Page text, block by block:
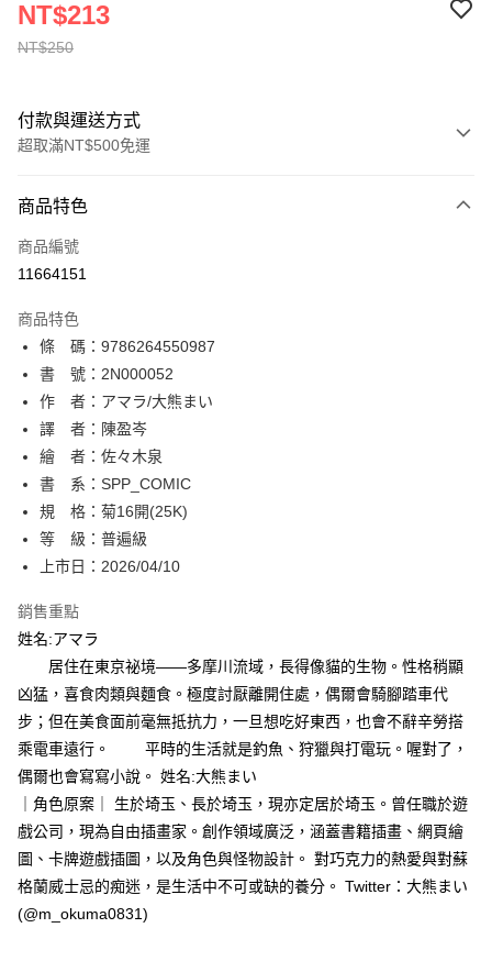
NT$250
NT$213
付款與運送方式
超取滿NT$500免運
信用卡一次付款
超商取貨付款
相關說明
【關於「AFTEE先享後付」】
AFTEE先享後付是「在收到商品之後才付款」的支付方式。 讓您購物簡單
便利好安心！
１．簡單：不需註冊會員、不需綁卡、不需儲值。
２．便利：只要手機號碼，簡訊認證，即可結帳。
３．安心：先確認商品／服務後，再付款。
【「AFTEE先享後付」結帳流程】
１．於結帳方式選擇「AFTEE先享後付」後，將跳轉至「AFTEE先享後付」
結帳頁面，進行簡訊認證並確認金額後，即可完成結帳。
２．訂單成立數日內，您將收到繳費通知簡訊。
３．收到繳費通知簡訊後14天內，點擊此簡訊中的連結，可透過四大超商／
※ 請注意：結帳手續完成當下不需立刻繳費，但若您需要取消訂單，請聯絡
購買商品的店家。未經商家同意取消之訂單仍視為有效，需透過AFTEE先享
後付繳納相關費用。
※ 交易是否成功請以「AFTEE先享後付 」之結帳頁面顯示為準，若有關於
是否繳費成功／繳費後需取消欲退款等相關疑問，請聯繫「AFTEE先享後付
【注意事項】
１．透過由恩沛科技股份有限公司提供之「AFTEE先享後付」服務完成之交
易，需依本服務之必要範圍內提供個人資料，並將交易相關給付款項請求債
權轉讓予恩沛科技股份有限公司。
２．關於個人資料處理事宜，請瀏覽以下網址：
３．未成年的使用者請事先徵得法定代理人或監護人之同意方可使用
「AFTEE先享後付」，若未經同意申辦者引起之損失，本公司不負相關責
任。
４．使用「AFTEE先享後付」時，將依據個別帳號之用戶狀況，依本公司即
ATM付款
運送方式
全家取貨付款
每筆NT$80，滿NT$500(含以上)免運費
付款後全家取貨
每筆NT$80，滿NT$500(含以上)免運費
每筆NT$80，滿NT$500(含以上)免運費
付款後萊爾富取貨
每筆NT$80，滿NT$500(含以上)免運費
7-11取貨付款
每筆NT$80，滿NT$500(含以上)免運費
付款後7-11取貨
每筆NT$80，滿NT$500(含以上)免運費
宅配
每筆NT$100，滿NT$800(含以上)免運費
商品特色
商品編號
11664151
商品特色
條 碼：9786264550987
書 號：2N000052
作 者：アマラ/大熊まい
譯 者：陳盈岑
繪 者：佐々木泉
書 系：SPP_COMIC
規 格：菊16開(25K)
等 級：普遍級
上市日：2026/04/10
銷售重點
姓名:アマラ
居住在東京祕境——多摩川流域，長得像貓的生物。性格稍顯
凶猛，喜食肉類與麵食。極度討厭離開住處，偶爾會騎腳踏車代
步；但在美食面前毫無抵抗力，一旦想吃好東西，也會不辭辛勞搭
乘電車遠行。 平時的生活就是釣魚、狩獵與打電玩。喔對了，
偶爾也會寫寫小說。 姓名:大熊まい
｜角色原案｜ 生於埼玉、長於埼玉，現亦定居於埼玉。曾任職於遊
戲公司，現為自由插畫家。創作領域廣泛，涵蓋書籍插畫、網頁繪
圖、卡牌遊戲插圖，以及角色與怪物設計。 對巧克力的熱愛與對蘇
格蘭威士忌的痴迷，是生活中不可或缺的養分。 Twitter：大熊まい
(@m_okuma0831)